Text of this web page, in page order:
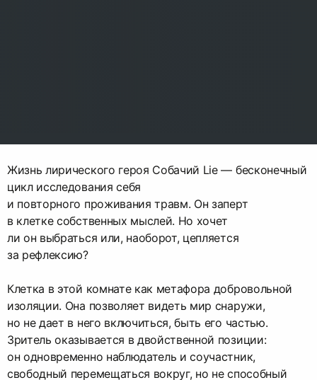
Жизнь лирического героя Собачий Lie — бесконечный
цикл исследования себя
и повторного проживания травм. Он заперт
в клетке собственных мыслей. Но хочет
ли он выбраться или, наоборот, цепляется
за рефлексию?
Клетка в этой комнате как метафора добровольной
изоляции. Она позволяет видеть мир снаружи,
но не дает в него включиться, быть его частью.
Зритель оказывается в двойственной позиции:
он одновременно наблюдатель и соучастник,
свободный перемещаться вокруг, но не способный